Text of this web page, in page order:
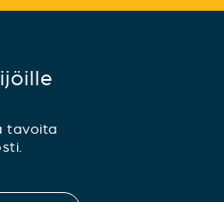
tavoita